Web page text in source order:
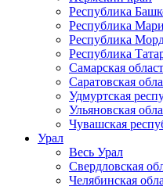
Республика
Республика
Республика
Республика
Самарская
Саратовская
Удмуртская
Ульяновская
Чувашская
Урал
Весь Урал
Свердловская
Челябинская